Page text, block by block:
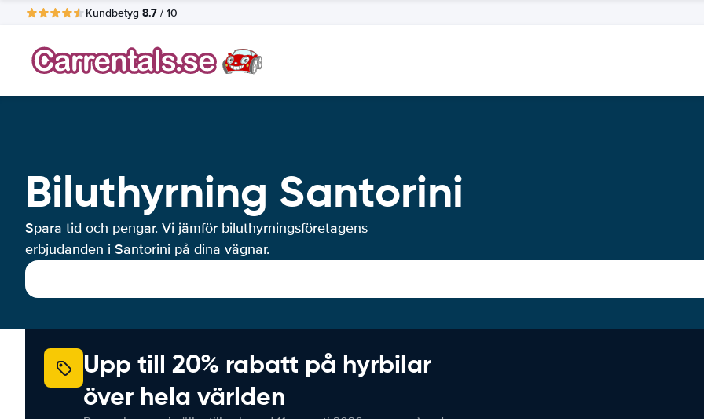
Kundbetyg 8.7 / 10
Biluthyrning Santorini
Spara tid och pengar. Vi jämför biluthyrningsföretagens
erbjudanden i Santorini på dina vägnar.
Upp till 20% rabatt på hyrbilar
över hela världen